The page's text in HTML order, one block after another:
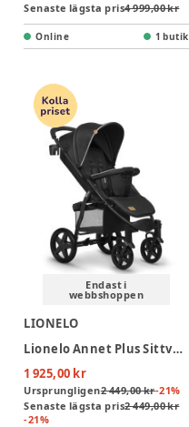
Senaste lägsta pris4 999,00 kr
Online 1 butik
Endast i
webbshoppen
LIONELO
Lionelo Annet Plus Sittvagn - Black Carbon
1 925,00 kr
Ursprungligen2 449,00 kr-21%
Senaste lägsta pris2 449,00 kr
-21%